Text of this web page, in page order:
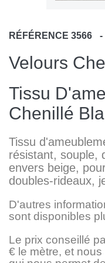
RÉFÉRENCE 3566 -
Velours
Tissu
Chenillé
Tissu
résistant, souple,
envers beige,
doubles-rideaux,
D'autres
sont disponibles
Le prix conseillé
€ le mètre, et